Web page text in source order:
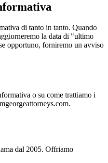
di tanto in tanto. Quando
la data di "ultimo
opportuno, forniremo un avviso
o su come trattiamo i
dal 2005. Offriamo